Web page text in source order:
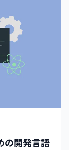
の開発言語